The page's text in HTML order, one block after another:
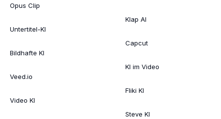
Opus Clip
Untertitel-KI
Bildhafte KI
Veed.io
Video KI
Klap AI
Capcut
KI im Video
Fliki KI
Steve KI